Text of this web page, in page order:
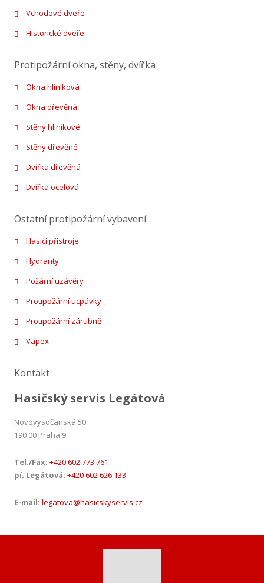
Vchodové dveře
Historické dveře
Protipožární okna, stěny, dvířka
Okna hliníková
Okna dřevěná
Stěny hliníkové
Stěny dřevěné
Dvířka dřevěná
Dvířka ocelová
Ostatní protipožární vybavení
Hasicí přístroje
Hydranty
Požární uzávěry
Protipožární ucpávky
Protipožární zárubně
Vapex
Kontakt
Hasičský servis Legátová
Novovysočanská 50
190 00 Praha 9
Tel./Fax: +420 602 773 761
pí. Legátová: +420 602 626 133
E-mail: legatova@hasicskyservis.cz